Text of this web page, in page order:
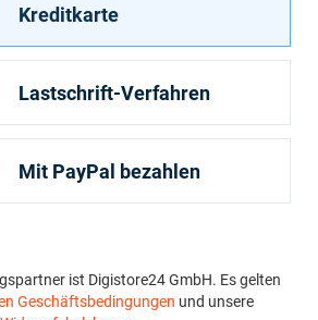
Kreditkarte
Lastschrift-Verfahren
Mit PayPal bezahlen
ist Digistore24 GmbH. Es gelten
Geschäftsbedingungen und unsere